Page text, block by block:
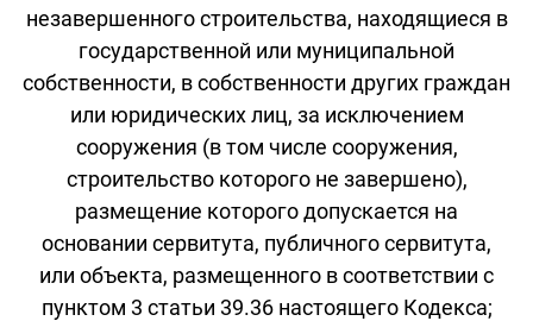
незавершенного строительства, находящиеся в
государственной или муниципальной
собственности, в собственности других граждан
или юридических лиц, за исключением
сооружения (в том числе сооружения,
строительство которого не завершено),
размещение которого допускается на
основании сервитута, публичного сервитута,
или объекта, размещенного в соответствии с
пунктом 3 статьи 39.36 настоящего Кодекса;